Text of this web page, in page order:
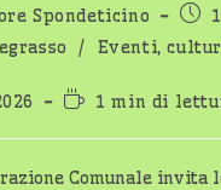
Spondeticino
/ Eventi,
Tempo
lettura:
1 min di
Comunale invita